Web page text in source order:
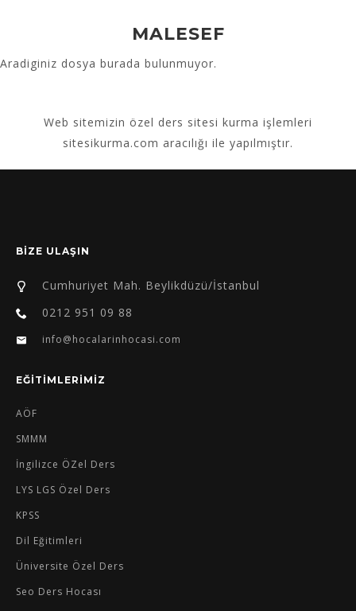
MALESEF
Aradiginiz dosya burada bulunmuyor.
Web sitemizin özel ders sitesi kurma işlemleri
sitesikurma.com aracılığı ile yapılmıştır.
BİZE ULAŞIN
Cumhuriyet Mah. Beylikdüzü/İstanbul
0212 951 09 88
info@hocalarinhocasi.com
EĞİTİMLERİMİZ
AÖF
SMMM
İngilizce ÖZel Ders
LYS LGS Özel Ders
KPSS
Dil Eğitimleri
Üniversite Özel Ders
Seo Ders Hocası